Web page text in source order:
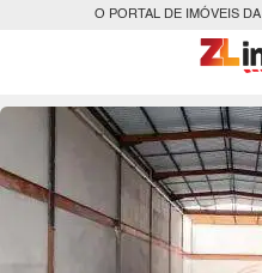
O PORTAL DE IMÓVEIS DA